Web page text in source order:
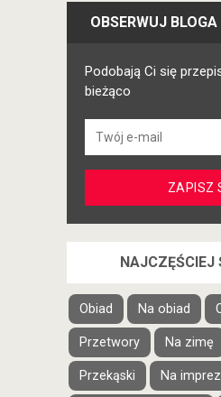
OBSERWUJ
Podobają Ci się
bieżąco
NAJCZĘŚCIEJ
Obiad Na obiad
Przetwory Na zimę
Przekąski Na